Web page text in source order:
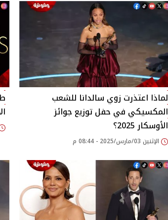
لماذا اعتذرت زوي سالدانا للشعب
المكسيكي في حفل توزيع جوائز
الأوسكار 2025؟
الإثنين 03/مارس/2025 - 08:44 م